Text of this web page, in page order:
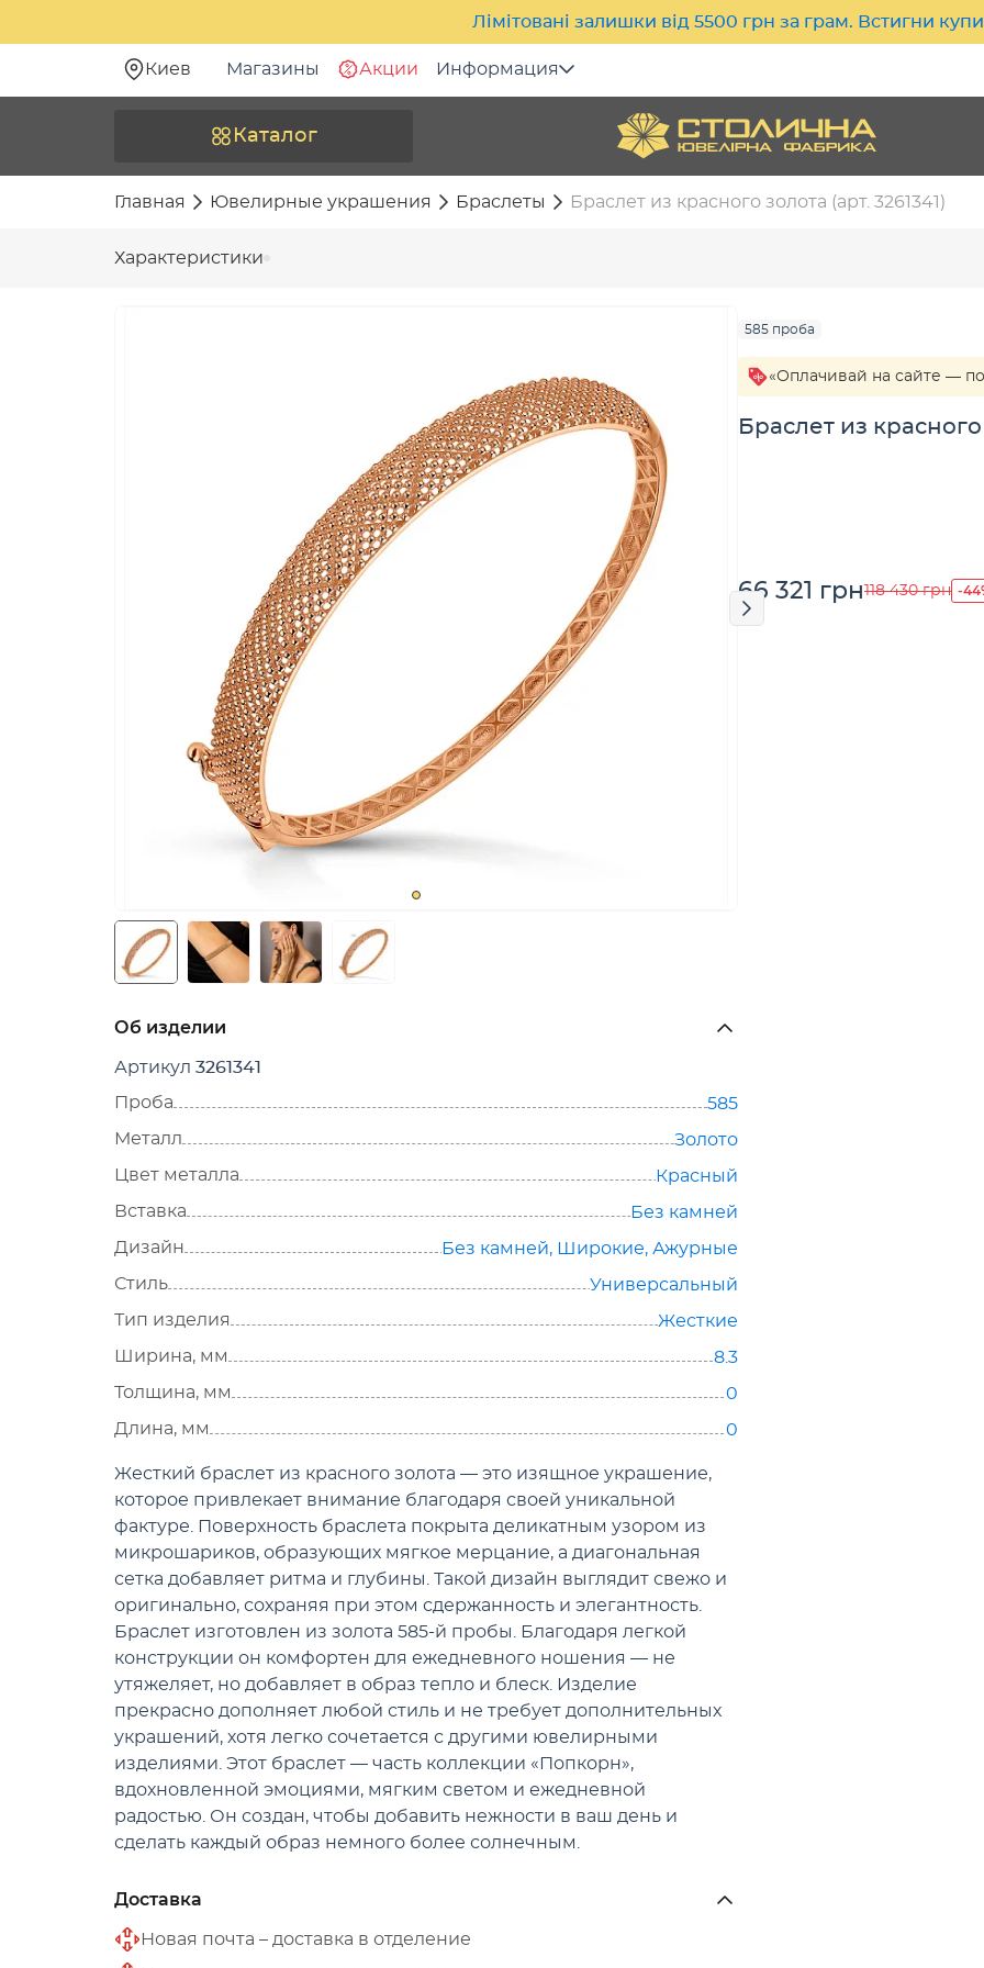
Лімітовані залишки від 5500 грн за грам. Встигни
Киев Магазины Акции Информация
Каталог
Главная Ювелирные украшения Браслеты Браслет из красного золота (арт. 3261341)
Характеристики
Об изделии
Артикул 3261341
Проба
585
Металл
Золото
Цвет металла
Красный
Вставка
Без камней
Дизайн
Без камней, Широкие, Ажурные
Стиль
Универсальный
Тип изделия
Жесткие
Ширина, мм
8.3
Толщина, мм
0
Длина, мм
0
Жесткий браслет из красного золота — это изящное украшение,
которое привлекает внимание благодаря своей уникальной
фактуре. Поверхность браслета покрыта деликатным узором из
микрошариков, образующих мягкое мерцание, а диагональная
сетка добавляет ритма и глубины. Такой дизайн выглядит свежо и
оригинально, сохраняя при этом сдержанность и элегантность.
Браслет изготовлен из золота 585-й пробы. Благодаря легкой
конструкции он комфортен для ежедневного ношения — не
утяжеляет, но добавляет в образ тепло и блеск. Изделие
прекрасно дополняет любой стиль и не требует дополнительных
украшений, хотя легко сочетается с другими ювелирными
изделиями. Этот браслет — часть коллекции «Попкорн»,
вдохновленной эмоциями, мягким светом и ежедневной
радостью. Он создан, чтобы добавить нежности в ваш день и
сделать каждый образ немного более солнечным.
Доставка
Новая почта – доставка в отделение
585 проба
«Оплачивай на сайте —
Браслет из красного
66 321 грн118 430 грн -